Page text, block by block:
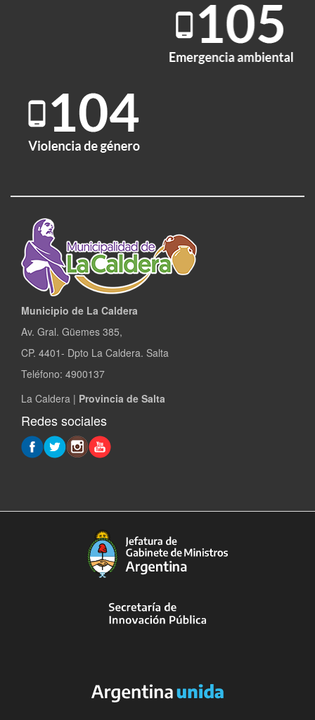
Municipio de La Caldera
Av. Gral. Güemes 385,
CP. 4401- Dpto La Caldera. Salta
Teléfono: 4900137
La Caldera | Provincia de Salta
Redes sociales